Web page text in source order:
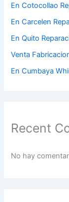
En Cotocollao
En Carcelen
En Quito
Venta
En Cumbaya
Recent
No hay